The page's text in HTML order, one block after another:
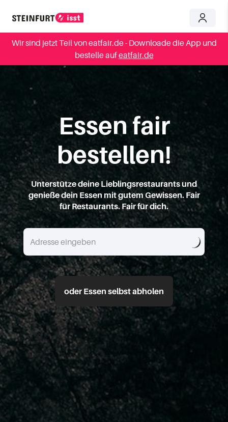
Wir sind jetzt Teil von eatfair.de - Downloade die App und
bestelle aufeatfair.de
Essen fair
bestellen!
Unterstütze deine Lieblingsrestaurants und
genieße dein Essen mit gutem Gewissen. Fair
für Restaurants. Fair für dich.
oder Essen selbst abholen